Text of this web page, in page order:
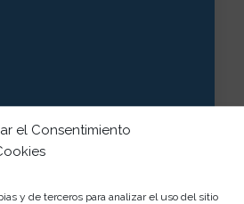
el Consentimiento
y de terceros para analizar el uso del sitio